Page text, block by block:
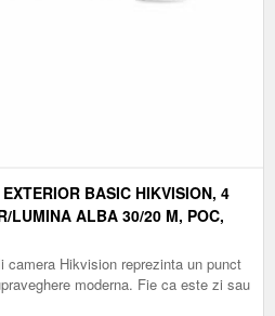
BASIC HIKVISION, 4
LUMINA ALBA 30/20 M, POC,
camera Hikvision reprezinta un punct
moderna. Fie ca este zi sau